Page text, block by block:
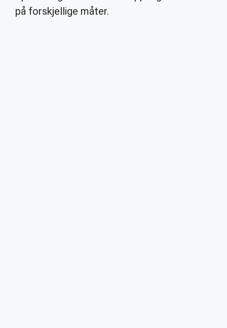
på forskjellige måter.